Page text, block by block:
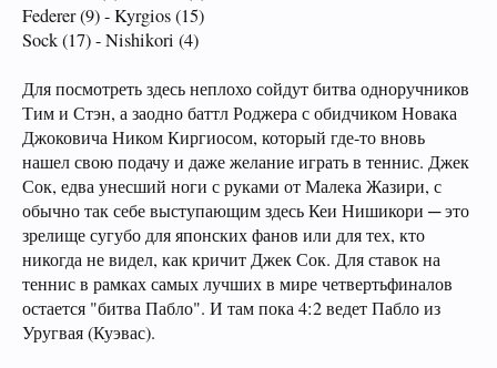
Federer (9) - Kyrgios (15)
Sock (17) - Nishikori (4)
Для посмотреть здесь неплохо сойдут битва одноручников
Тим и Стэн, а заодно баттл Роджера с обидчиком Новака
Джоковича Ником Киргиосом, который где-то вновь
нашел свою подачу и даже желание играть в теннис. Джек
Сок, едва унесший ноги с руками от Малека Жазири, с
обычно так себе выступающим здесь Кеи Нишикори ─ это
зрелище сугубо для японских фанов или для тех, кто
никогда не видел, как кричит Джек Сок. Для ставок на
теннис в рамках самых лучших в мире четвертьфиналов
остается "битва Пабло". И там пока 4:2 ведет Пабло из
Уругвая (Куэвас).